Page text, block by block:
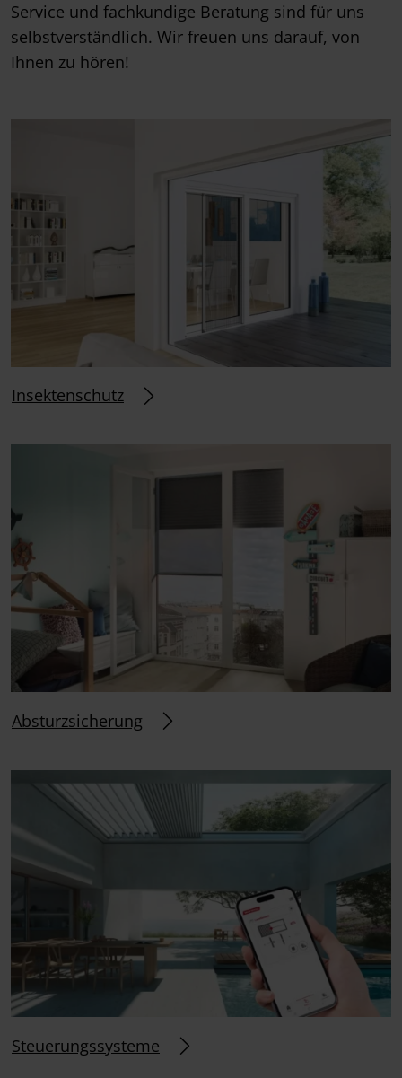
Service und fachkundige Beratung sind für uns
selbstverständlich. Wir freuen uns darauf, von
Ihnen zu hören!
Insektenschutz
Absturzsicherung
Steuerungssysteme